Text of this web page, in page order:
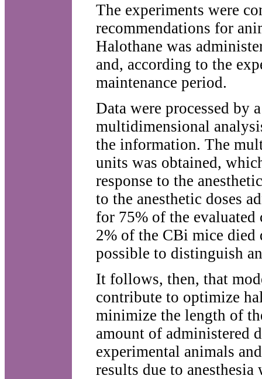
The experiments were
recommendations for
Halothane was
and, according to the
maintenance period.
Data were processed by
multidimensional
the information. The
units was obtained,
response to the
to the anesthetic doses
for 75% of the
2% of the CBi mice died
possible to distinguish
It follows, then, that
contribute to optimize
minimize the length of
amount of administered
experimental animals
results due to